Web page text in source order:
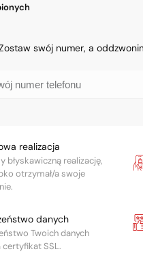
swój numer, a
realizacja
błyskawiczną realizację,
otrzymał/a swoje
danych
Twoich danych
certyfikat SSL.